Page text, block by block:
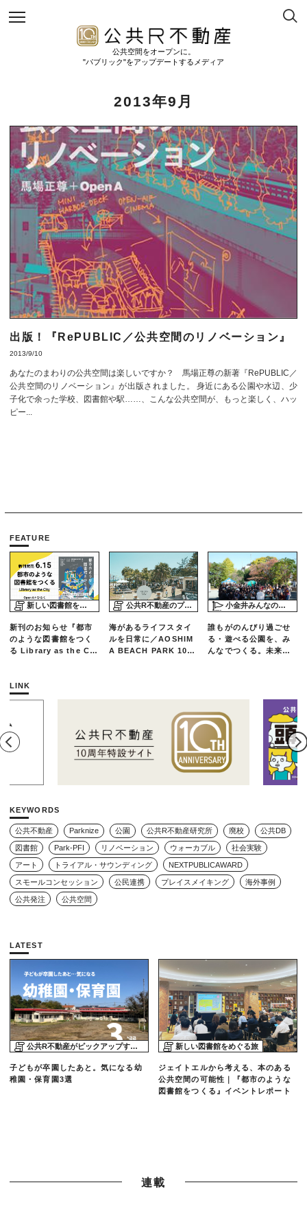
公共空間をオープンに。
"パブリック"をアップデートするメディア
2013年9月
出版！『RePUBLIC／公共空間のリノベーション』
2013/9/10
あなたのまわりの公共空間は楽しいですか？ 馬場正尊の新著『RePUBLIC／
公共空間のリノベーション』が出版されました。 身近にある公園や水辺、少
子化で余った学校、図書館や駅……、こんな公共空間が、もっと楽しく、ハッ
ピー...
FEATURE
新しい図書館をめぐる旅
新刊のお知らせ『都市
のような図書館をつく
る Library as the Cit
公共R不動産のプロジェクトスタディ
海があるライフスタイ
ルを日常に／AOSHIM
A BEACH PARK 10年
小金井みんなの公園プロジェクト「play here」
誰もがのんびり過ごせ
る・遊べる公園を、み
んなでつくる。未来の
LINK
KEYWORDS
公共不動産 Parknize 公園 公共R不動産研究所 廃校 公共DB
図書館 Park-PFI リノベーション ウォーカブル 社会実験
アート トライアル・サウンディング NEXTPUBLICAWARD
スモールコンセッション 公民連携 プレイスメイキング 海外事例
公共発注 公共空間
LATEST
公共R不動産がピックアップする物件
子どもが卒園したあと。気になる幼
稚園・保育園3選
新しい図書館をめぐる旅
ジェイトエルから考える、本のある
公共空間の可能性｜『都市のような
図書館をつくる』イベントレポート
連載